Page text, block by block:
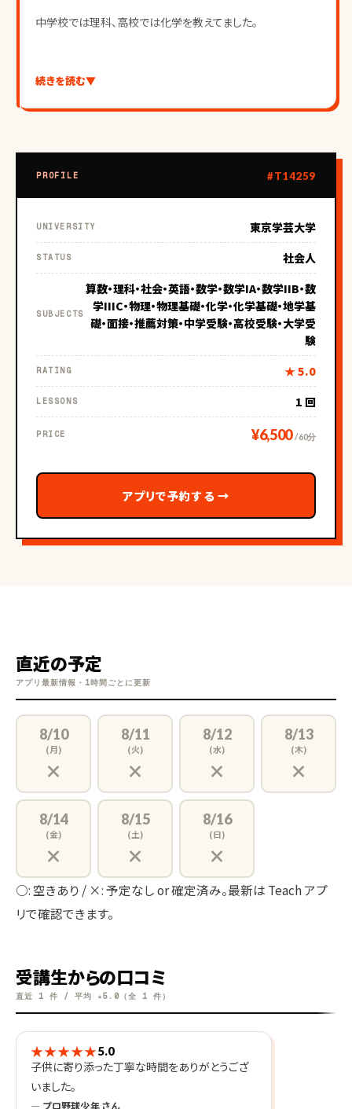
中学校では理科、高校では化学を教えてました。
【受験エピソード】
私自身も高校受験、大学受験を経験しております。
【指導について】
元教員です！現在は起業して独立しました。空き時間があるの
で、そこでお力になれたらいいなと思います。担任をしている
と自分の科目以外の質問も求められます。教師がやってそう
人柄: 周りからはよく好奇心旺盛、親しみやすい、優しい、決断
一生懸命指導しますので、よろしくお願いいたします！
続きを読む▼
PROFILE #T14259
UNIVERSITY 東京学芸大学
STATUS 社会人
SUBJECTS
算数・理科・社会・英語・数学・数学IA・数学IIB・数
学IIIC・物理・物理基礎・化学・化学基礎・地学基
礎・面接・推薦対策・中学受験・高校受験・大学受
験
RATING ★ 5.0
LESSONS 1 回
PRICE ¥6,500 / 60分
アプリで予約する →
直近の予定
アプリ最新情報・1時間ごとに更新
8/10
(月)
×
8/11
(火)
×
8/12
(水)
×
8/13
(木)
×
8/14
(金)
×
8/15
(土)
×
8/16
(日)
×
○: 空きあり / ×: 予定なし or 確定済み。最新は Teach アプ
リで確認できます。
受講生からの口コミ
直近 1 件 / 平均 ★5.0（全 1 件）
★★★★★5.0
子供に寄り添った丁寧な時間をありがとうござ
いました。
— プロ野球少年 さん